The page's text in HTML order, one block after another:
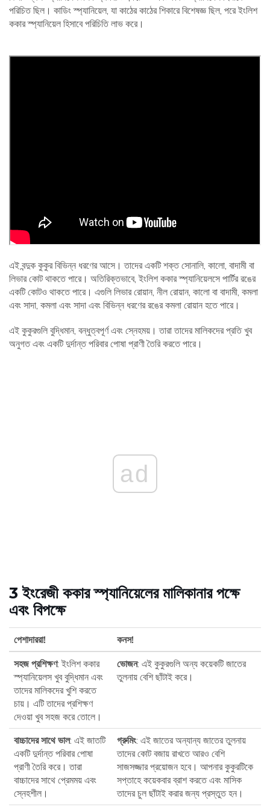
পরিচিত ছিল। কাডিং স্প্যানিয়েল, যা কাঠের কাঠের শিকারে বিশেষজ্ঞ ছিল, পরে ইংলিশ
ককার স্প্যানিয়েল হিসাবে পরিচিতি লাভ করে।
এই বন্দুক কুকুর বিভিন্ন ধরণের আসে। তাদের একটি শক্ত সোনালি, কালো, বাদামী বা
লিভার কোট থাকতে পারে। অতিরিক্তভাবে, ইংলিশ ককার স্প্যানিয়েলসে পার্টির রঙের
একটি কোটও থাকতে পারে। এগুলি লিভার রোয়ান, নীল রোয়ান, কালো বা বাদামী, কমলা
এবং সাদা, কমলা এবং সাদা এবং বিভিন্ন ধরণের রঙের কমলা রোয়ান হতে পারে।
এই কুকুরগুলি বুদ্ধিমান, বন্ধুত্বপূর্ণ এবং স্নেহময়। তারা তাদের মালিকদের প্রতি খুব
অনুগত এবং একটি দুর্দান্ত পরিবার পোষা প্রাণী তৈরি করতে পারে।
ad
3 ইংরেজী ককার স্প্যানিয়েলের মালিকানার পক্ষে
এবং বিপক্ষে
পেশাদাররা!
কনস!
সহজ প্রশিক্ষণ: ইংলিশ ককার
স্প্যানিয়েলস খুব বুদ্ধিমান এবং
তাদের মালিকদের খুশি করতে
চায়। এটি তাদের প্রশিক্ষণ
দেওয়া খুব সহজ করে তোলে।
ভোজন: এই কুকুরগুলি অন্য কয়েকটি জাতের
তুলনায় বেশি ছাঁটাই করে।
বাচ্চাদের সাথে ভাল: এই জাতটি
একটি দুর্দান্ত পরিবার পোষা
প্রাণী তৈরি করে। তারা
বাচ্চাদের সাথে প্রেমময় এবং
স্নেহশীল।
গ্রুমিং: এই জাতের অন্যান্য জাতের তুলনায়
তাদের কোট বজায় রাখতে আরও বেশি
সাজসজ্জার প্রয়োজন হবে। আপনার কুকুরটিকে
সপ্তাহে কয়েকবার ব্রাশ করতে এবং মাসিক
তাদের চুল ছাঁটাই করার জন্য প্রস্তুত হন।